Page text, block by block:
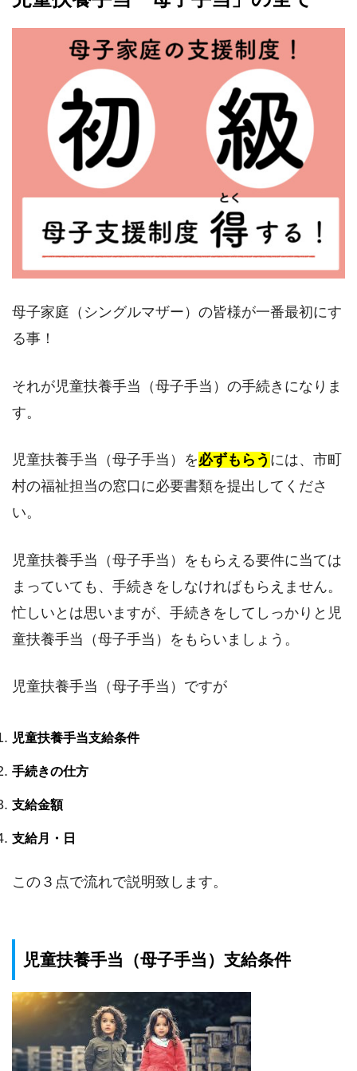
母子家庭（シングルマザー）の皆様が一番最初にす
る事！
それが児童扶養手当（母子手当）の手続きになりま
す。
児童扶養手当（母子手当）を必ずもらう には、市町
村の福祉担当の窓口に必要書類を提出してくださ
い。
児童扶養手当（母子手当）をもらえる要件に当ては
まっていても、手続きをしなければもらえません。
忙しいとは思いますが、手続きをしてしっかりと児
童扶養手当（母子手当）をもらいましょう。
児童扶養手当（母子手当）ですが
児童扶養手当支給条件
手続きの仕方
支給金額
支給月・日
この３点で流れで説明致します。
児童扶養手当（母子手当）支給条件